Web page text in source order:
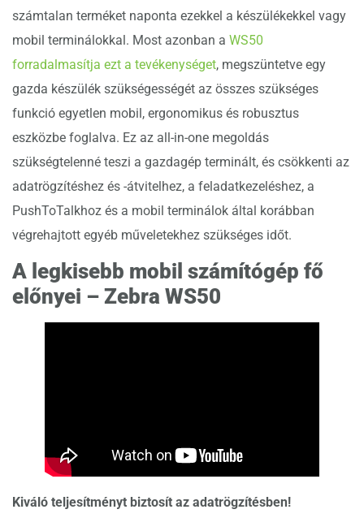
számtalan terméket naponta ezekkel a készülékekkel vagy
mobil terminálokkal. Most azonban a WS50
forradalmasítja ezt a tevékenységet, megszüntetve egy
gazda készülék szükségességét az összes szükséges
funkció egyetlen mobil, ergonomikus és robusztus
eszközbe foglalva. Ez az all-in-one megoldás
szükségtelenné teszi a gazdagép terminált, és csökkenti az
adatrögzítéshez és -átvitelhez, a feladatkezeléshez, a
PushToTalkhoz és a mobil terminálok által korábban
végrehajtott egyéb műveletekhez szükséges időt.
A legkisebb mobil számítógép fő
előnyei – Zebra WS50
Kiváló teljesítményt biztosít az adatrögzítésben!